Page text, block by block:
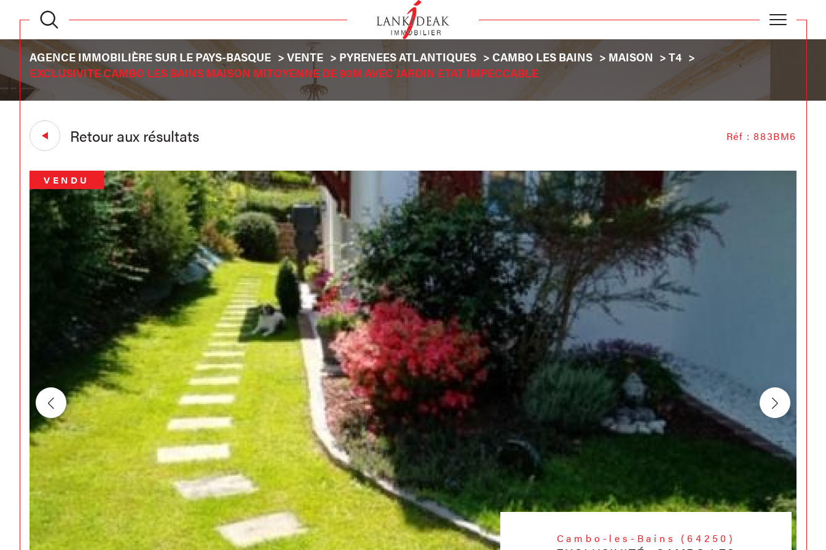
AGENCE IMMOBILIÈRE SUR LE PAYS-BASQUE VENTE PYRENEES ATLANTIQUES CAMBO LES BAINS MAISON
T4
EXCLUSIVITE CAMBO LES BAINS MAISON MITOYENNE DE 90M AVEC JARDIN ETAT IMPECCABLE
Retour aux résultats Réf : 883BM6
VENDU
Cambo-les-Bains (64250)